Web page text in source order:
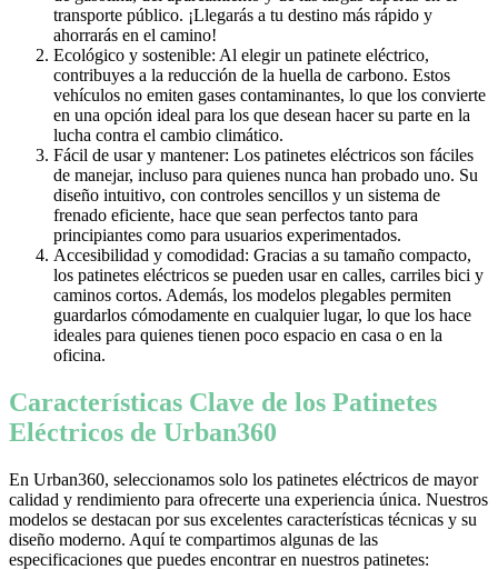
transporte público. ¡Llegarás a tu destino más rápido y
ahorrarás en el camino!
Ecológico y sostenible: Al elegir un patinete eléctrico,
contribuyes a la reducción de la huella de carbono. Estos
vehículos no emiten gases contaminantes, lo que los convierte
en una opción ideal para los que desean hacer su parte en la
lucha contra el cambio climático.
Fácil de usar y mantener: Los patinetes eléctricos son fáciles
de manejar, incluso para quienes nunca han probado uno. Su
diseño intuitivo, con controles sencillos y un sistema de
frenado eficiente, hace que sean perfectos tanto para
principiantes como para usuarios experimentados.
Accesibilidad y comodidad: Gracias a su tamaño compacto,
los patinetes eléctricos se pueden usar en calles, carriles bici y
caminos cortos. Además, los modelos plegables permiten
guardarlos cómodamente en cualquier lugar, lo que los hace
ideales para quienes tienen poco espacio en casa o en la
oficina.
Características Clave de los Patinetes
Eléctricos de Urban360
En Urban360, seleccionamos solo los patinetes eléctricos de mayor
calidad y rendimiento para ofrecerte una experiencia única. Nuestros
modelos se destacan por sus excelentes características técnicas y su
diseño moderno. Aquí te compartimos algunas de las
especificaciones que puedes encontrar en nuestros patinetes: